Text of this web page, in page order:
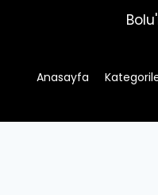
Anasayfa